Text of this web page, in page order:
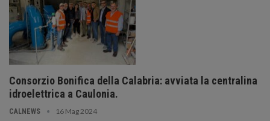
Consorzio Bonifica della Calabria: avviata la centralina
idroelettrica a Caulonia.
CALNEWS 16 Mag 2024